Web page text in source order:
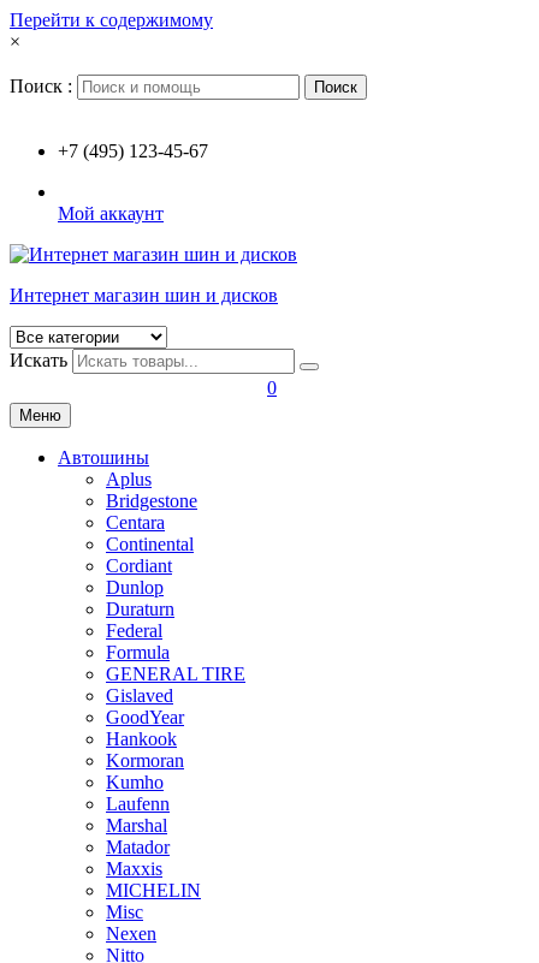
Перейти к содержимому
×
Поиск : Поиск
+7 (495) 123-45-67
Мой аккаунт
Интернет магазин шин и дисков
Искать
0
Меню
Автошины
Aplus
Bridgestone
Centara
Continental
Cordiant
Dunlop
Duraturn
Federal
Formula
GENERAL TIRE
Gislaved
GoodYear
Hankook
Kormoran
Kumho
Laufenn
Marshal
Matador
Maxxis
MICHELIN
Misc
Nexen
Nitto